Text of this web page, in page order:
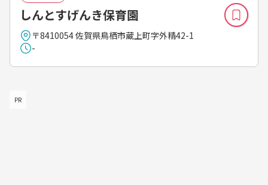
しんとすげんき保育園
〒8410054 佐賀県鳥栖市蔵上町字外精42-1
-
PR